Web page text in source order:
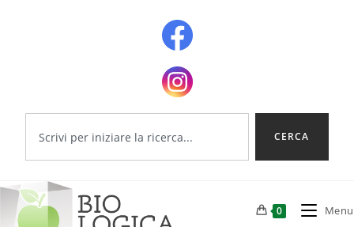
CERCA
0 Menu